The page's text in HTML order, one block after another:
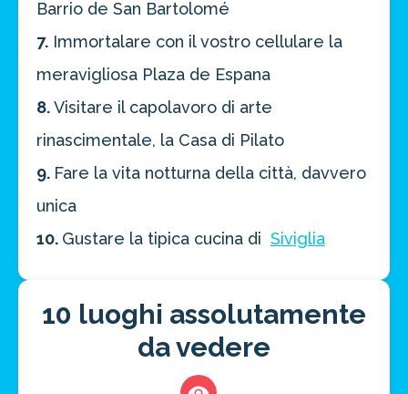
Barrio de San Bartolomé
7. Immortalare con il vostro cellulare la
meravigliosa Plaza de Espana
8.Visitare il capolavoro di arte
rinascimentale, la Casa di Pilato
9. Fare la vita notturna della città, davvero
unica
10. Gustare la tipica cucina di Siviglia
10 luoghi assolutamente
da vedere